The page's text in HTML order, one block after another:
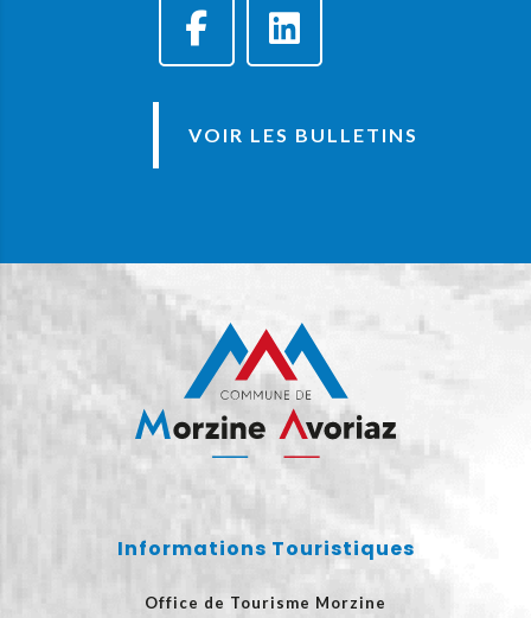
VOIR LES BULLETINS
Informations Touristiques
Office de Tourisme Morzine